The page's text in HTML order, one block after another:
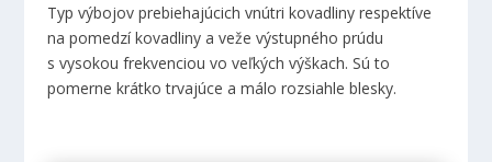
Typ výbojov prebiehajúcich vnútri kovadliny respektíve
na pomedzí kovadliny a veže výstupného prúdu
s vysokou frekvenciou vo veľkých výškach. Sú to
pomerne krátko trvajúce a málo rozsiahle blesky.